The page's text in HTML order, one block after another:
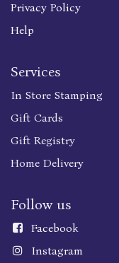
Privacy Policy
Help
Services
In Store Stamping
Gift Cards
Gift Registry
Home Delivery
Follow us
Facebook
Instagram